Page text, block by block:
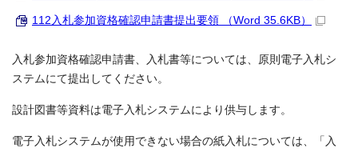
112入札参加資格確認申請書提出要領 （Word 35.6KB）
入札参加資格確認申請書、入札書等については、原則電子入札シ
ステムにて提出してください。
設計図書等資料は電子入札システムにより供与します。
電子入札システムが使用できない場合の紙入札については、「入